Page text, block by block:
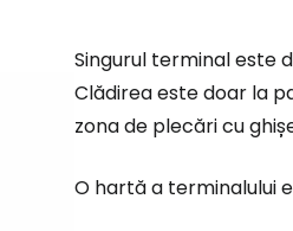
Singurul terminal este
Clădirea este doar la
zona de plecări cu
O hartă a terminalului